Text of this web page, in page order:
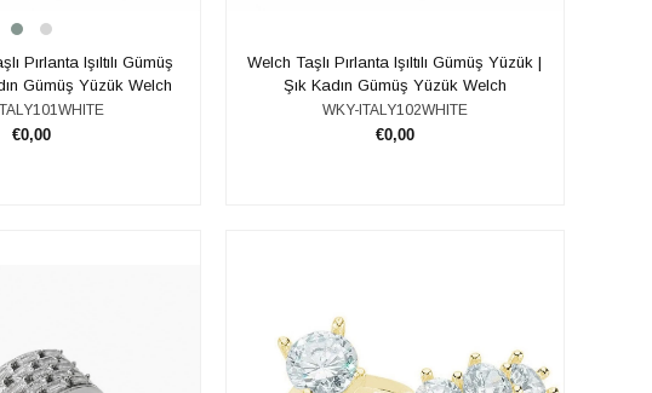
Pırlanta Işıltılı Gümüş
Gümüş Yüzük Welch
€0,00
Welch Taşlı Pırlanta Işıltılı Gümüş Yüzük |
Şık Kadın Gümüş Yüzük Welch
WKY-ITALY102WHITE
€0,00